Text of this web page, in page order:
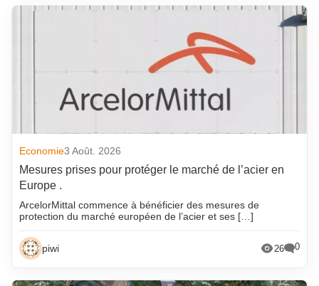
Economie3 Août. 2026
Mesures prises pour protéger le marché de l’acier en
Europe .
ArcelorMittal commence à bénéficier des mesures de
protection du marché européen de l’acier et ses […]
piwi 26 0